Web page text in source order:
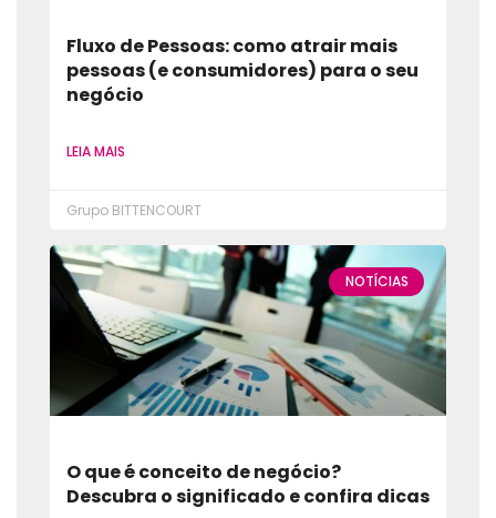
Fluxo de Pessoas: como atrair mais
pessoas (e consumidores) para o seu
negócio
LEIA MAIS
Grupo BITTENCOURT
NOTÍCIAS
O que é conceito de negócio?
Descubra o significado e confira dicas